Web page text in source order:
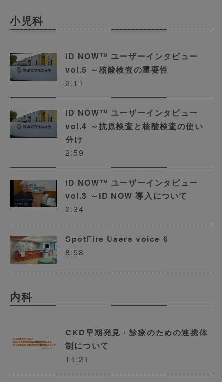
小児科
ID NOW™ ユーザーインタビュー
vol.5 ～核酸検査の重要性
2:11
ID NOW™ ユーザーインタビュー
vol.4 ～抗原検査と核酸検査の使い
分け
2:59
ID NOW™ ユーザーインタビュー
vol.3 ～ID NOW 導入について
2:34
SpotFire Users voice 6
8:58
内科
CKD早期発見・診療のための連携体
制について
11:21